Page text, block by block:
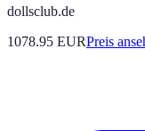
dollsclub.de
1078.95 EURPreis